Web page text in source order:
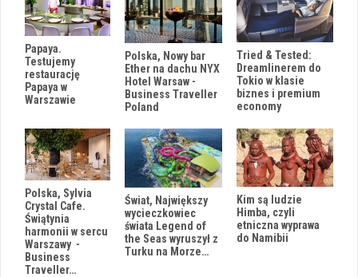
Papaya.
Testujemy
restaurację
Papaya w
Warszawie
Polska, Nowy bar
Ether na dachu NYX
Hotel Warsaw -
Business Traveller
Poland
Tried & Tested:
Dreamlinerem do
Tokio w klasie
biznes i premium
economy
Polska, Sylvia
Crystal Cafe.
Świątynia
harmonii w sercu
Warszawy -
Business
Traveller…
Świat, Największy
wycieczkowiec
świata Legend of
the Seas wyruszył z
Turku na Morze…
Kim są ludzie
Himba, czyli
etniczna wyprawa
do Namibii